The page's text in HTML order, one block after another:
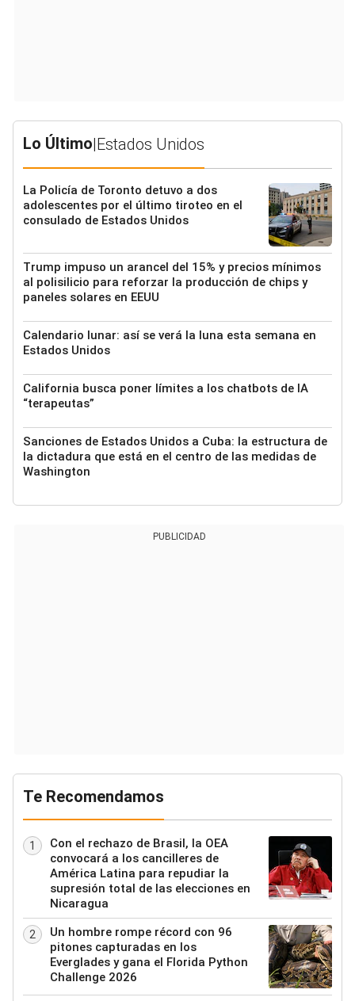
Lo Último|Estados Unidos
La Policía de Toronto detuvo a dos
adolescentes por el último tiroteo en el
consulado de Estados Unidos
Trump impuso un arancel del 15% y precios mínimos
al polisilicio para reforzar la producción de chips y
paneles solares en EEUU
Calendario lunar: así se verá la luna esta semana en
Estados Unidos
California busca poner límites a los chatbots de IA
“terapeutas”
Sanciones de Estados Unidos a Cuba: la estructura de
la dictadura que está en el centro de las medidas de
Washington
PUBLICIDAD
Te Recomendamos
1
Con el rechazo de Brasil, la OEA
convocará a los cancilleres de
América Latina para repudiar la
supresión total de las elecciones en
Nicaragua
2
Un hombre rompe récord con 96
pitones capturadas en los
Everglades y gana el Florida Python
Challenge 2026